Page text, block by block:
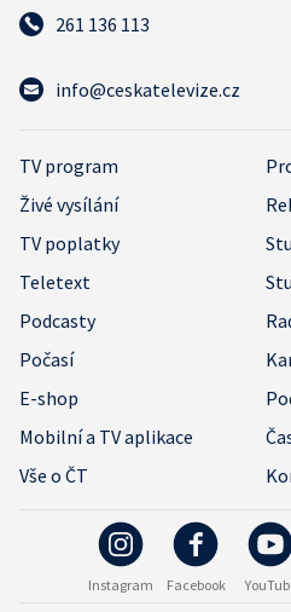
261 136 113
info@ceskatelevize.cz
TV program
Živé vysílání
TV poplatky
Teletext
Podcasty
Počasí
E-shop
Mobilní a TV aplikace
Vše o ČT
Instagram Facebook